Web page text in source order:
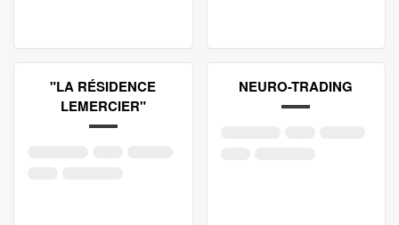
"LA RÉSIDENCE
LEMERCIER"
NEURO-TRADING